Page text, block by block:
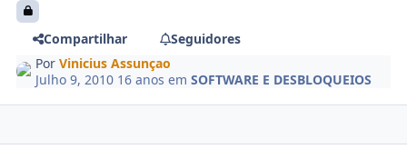
Compartilhar
Seguidores
PorVinicius Assunçao
Julho 9, 2010 16 anos emSOFTWARE E DESBLOQUEIOS